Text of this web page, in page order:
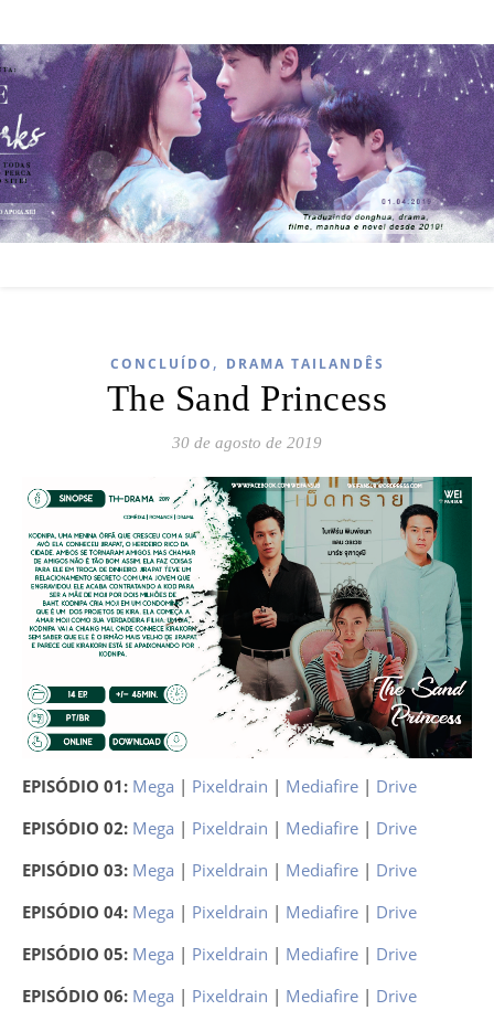
CONCLUÍDO , DRAMA TAILANDÊS
The Sand Princess
30 de agosto de 2019
EPISÓDIO 01: Mega | Pixeldrain | Mediafire | Drive
EPISÓDIO 02: Mega | Pixeldrain | Mediafire | Drive
EPISÓDIO 03: Mega | Pixeldrain | Mediafire | Drive
EPISÓDIO 04: Mega | Pixeldrain | Mediafire | Drive
EPISÓDIO 05: Mega | Pixeldrain | Mediafire | Drive
EPISÓDIO 06: Mega | Pixeldrain | Mediafire | Drive